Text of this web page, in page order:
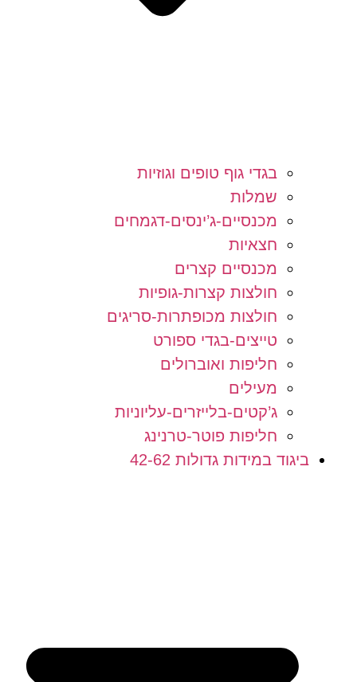
בגדי גוף טופים וגוזיות
שמלות
מכנסיים-ג’ינסים-דגמחים
חצאיות
מכנסיים קצרים
חולצות קצרות-גופיות
חולצות מכופתרות-סריגים
טייצים-בגדי ספורט
חליפות ואוברולים
מעילים
ג’קטים-בלייזרים-עליוניות
חליפות פוטר-טרנינג
ביגוד במידות גדולות 42-62